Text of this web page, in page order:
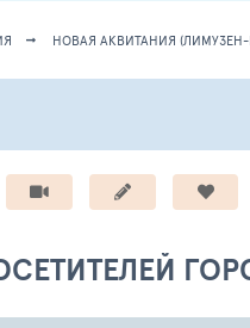
НОВАЯ АКВИТАНИЯ